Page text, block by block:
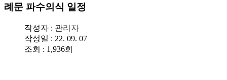
례문 파수의식 일정
작성자 : 관리자
작성일 : 22. 09. 07
조회 : 1,936회